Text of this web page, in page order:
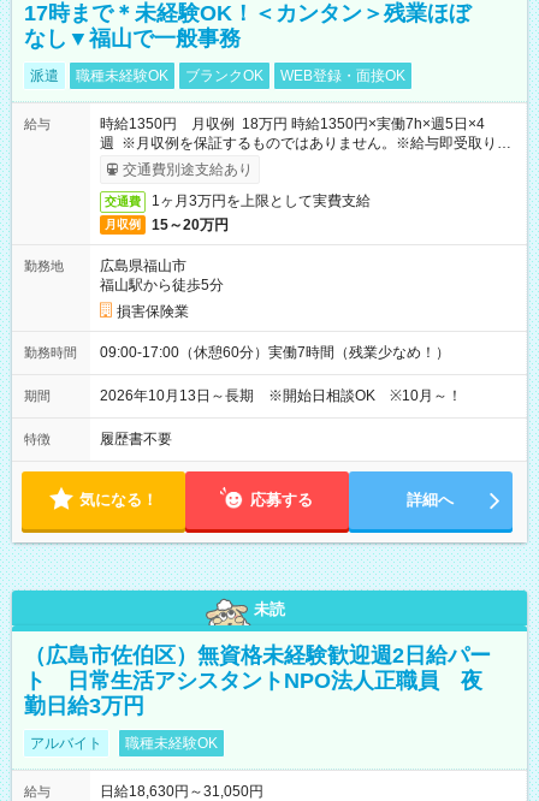
17時まで＊未経験OK！＜カンタン＞残業ほぼ
なし▼福山で一般事務
派遣 職種未経験OK ブランクOK WEB登録・面接OK
給与
時給1350円 月収例 18万円 時給1350円×実働7h×週5日×4
週 ※月収例を保証するものではありません。※給与即受取りサ
ービス利用可（利用条件有）
交通費別途支給あり
交通費 1ヶ月3万円を上限として実費支給
月収例 15～20万円
勤務地
広島県福山市
福山駅から徒歩5分
損害保険業
勤務時間 09:00-17:00（休憩60分）実働7時間（残業少なめ！）
期間 2026年10月13日～長期 ※開始日相談OK ※10月～！
特徴 履歴書不要
気になる！ 応募する 詳細へ
未読
（広島市佐伯区）無資格未経験歓迎週2日給パー
ト 日常生活アシスタントNPO法人正職員 夜
勤日給3万円
アルバイト 職種未経験OK
給与
日給18,630円～31,050円